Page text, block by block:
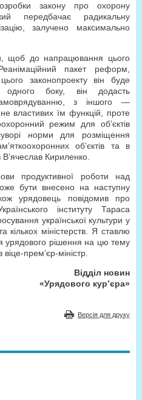
закону про охорону
передбачає радикальну
залучено максимально
щоб до напрацювання цього
пакет реформ,
законопроекту він буде
боку, він додасть
з іншого —
властивих їм функцій, проте
режим для об’єктів
норми для розміщення
об’єктів та в
Кириленко.
продуктивної роботи над
бути внесено на наступну
урядовець повідомив про
інституту Тараса
української культури у
кількох міністерств. Я ставлю
урядового рішення на цю тему
прем’єр-міністр.
Відділ новин
«Урядового кур’єра»
Версія для друку